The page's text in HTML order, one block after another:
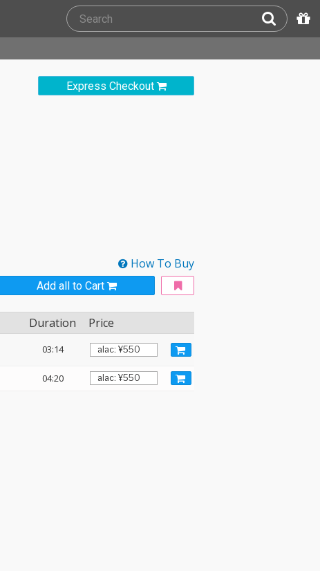
Express Checkout
How To Buy
Add all to Cart
Duration Price
03:14
04:20